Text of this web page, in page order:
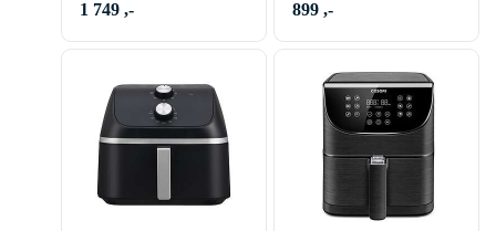
1 749 ,-
899 ,-